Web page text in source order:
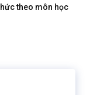
theo môn học